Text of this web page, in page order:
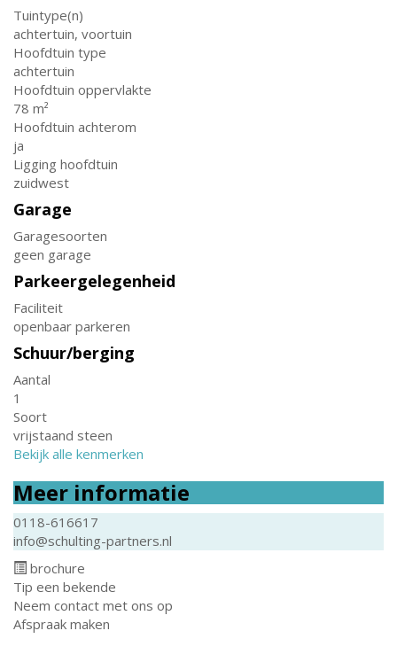
Tuintype(n)
achtertuin, voortuin
Hoofdtuin type
achtertuin
Hoofdtuin oppervlakte
78 m²
Hoofdtuin achterom
ja
Ligging hoofdtuin
zuidwest
Garage
Garagesoorten
geen garage
Parkeergelegenheid
Faciliteit
openbaar parkeren
Schuur/berging
Aantal
1
Soort
vrijstaand steen
Bekijk alle kenmerken
Meer informatie
0118-616617
info@schulting-partners.nl
brochure
Tip een bekende
Neem contact met ons op
Afspraak maken